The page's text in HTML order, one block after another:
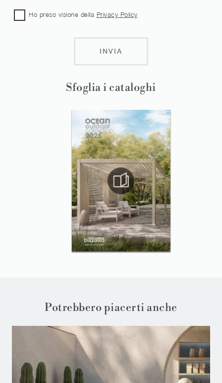
Sfoglia i cataloghi
Ho preso visione della Privacy Policy
INVIA
Potrebbero piacerti anche